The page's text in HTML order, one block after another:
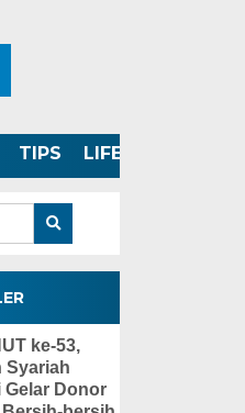
TIPS LIFESTYLE
ke-53,
Syariah
Gelar Donor